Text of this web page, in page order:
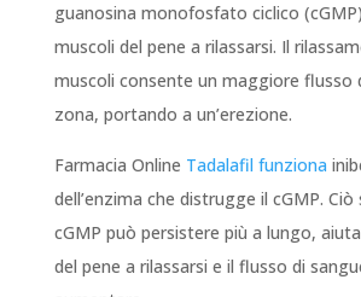
guanosina monofosfato ciclico
muscoli del pene a rilassarsi. Il
muscoli consente un maggiore flusso
zona, portando a un’erezione.
Farmacia Online Tadalafil funziona
dell’enzima che distrugge il cGMP.
cGMP può persistere più a lungo,
del pene a rilassarsi e il flusso di